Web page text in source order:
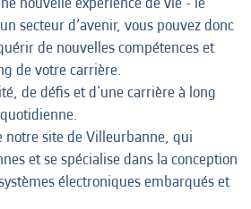
secteur d’avenir, vous pouvez donc
de nouvelles compétences et
de votre carrière.
de défis et d'une carrière à long
notre site de Villeurbanne, qui
et se spécialise dans la conception
électroniques embarqués et